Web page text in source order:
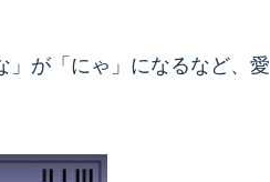
」が「にゃ」になるなど、愛